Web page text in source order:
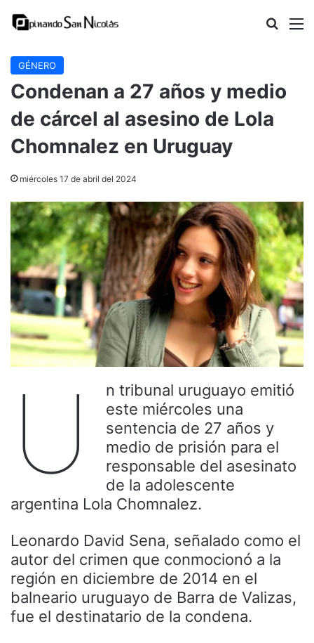
Buscar
GÉNERO
Condenan a 27 años y medio
de cárcel al asesino de Lola
Chomnalez en Uruguay
miércoles 17 de abril del 2024
U
n tribunal uruguayo emitió
este miércoles una
sentencia de 27 años y
medio de prisión para el
responsable del asesinato
de la adolescente
argentina Lola Chomnalez.
Leonardo David Sena, señalado como el
autor del crimen que conmocionó a la
región en diciembre de 2014 en el
balneario uruguayo de Barra de Valizas,
fue el destinatario de la condena.